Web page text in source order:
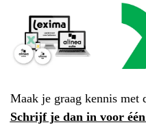
Maak je graag kennis met
Schrijf je dan in voor